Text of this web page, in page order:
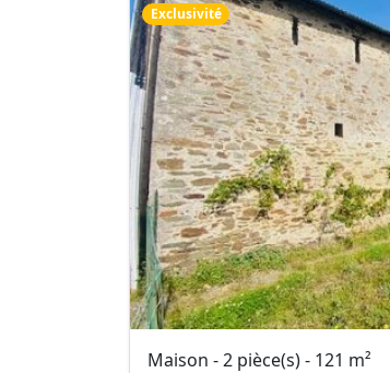
Exclusivité
Maison - 2 pièce(s) - 121 m²